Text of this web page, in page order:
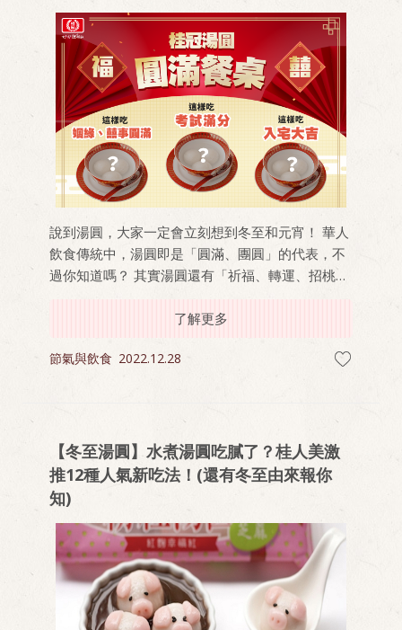
說到湯圓，大家一定會立刻想到冬至和元宵！ 華人
飲食傳統中，湯圓即是「圓滿、團圓」的代表，不
過你知道嗎？ 其實湯圓還有「祈福、轉運、招桃
花」等象徵意義，我們從小到大人生中的重要時
刻，也都少不了一碗湯圓。 原來湯圓不只是品嚐美
味，更是幸福的象徵！
了解更多
節氣與飲食 2022.12.28
【冬至湯圓】水煮湯圓吃膩了？桂人美激
推12種人氣新吃法！(還有冬至由來報你
知)